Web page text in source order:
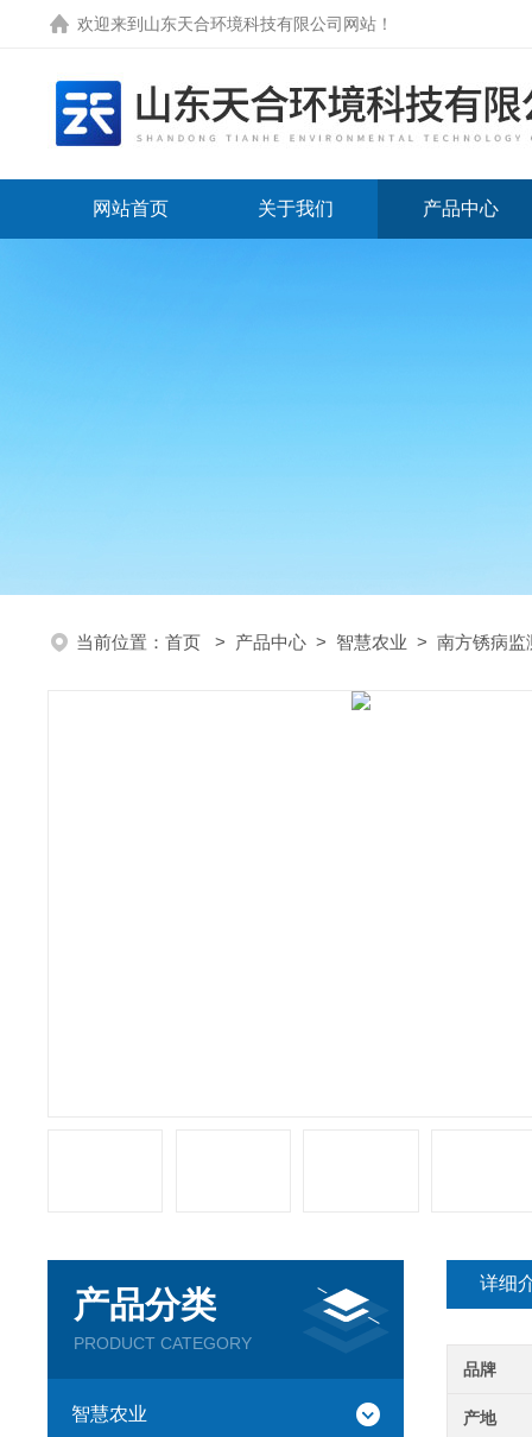
欢迎来到 山东天合环境科技有限公司网站 ！
网站首页 关于我们 产品中心
当前位置： 首页 > 产品中心 > 智慧农业 > 南方锈病监
产品分类
PRODUCT CATEGORY
智慧农业
详细
品牌
产地